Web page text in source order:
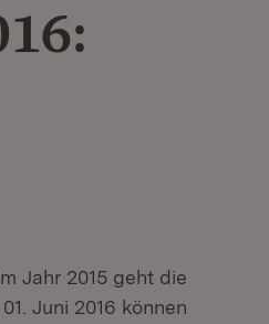
Jahr 2015 geht die
Juni 2016 können